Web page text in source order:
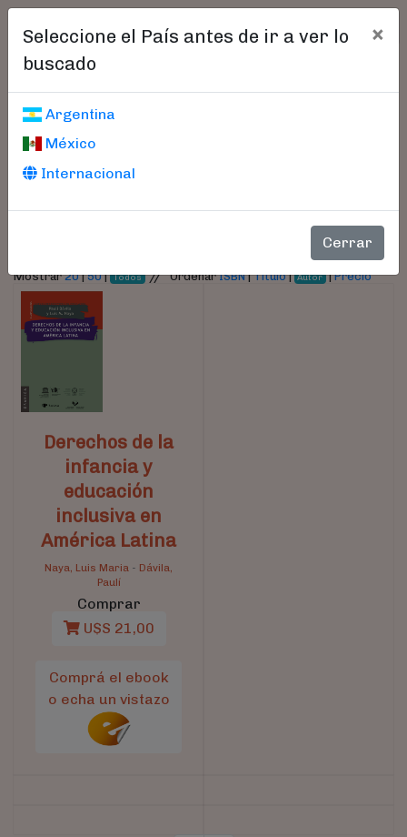
Seleccione el País antes de ir a ver lo
buscado
×
Argentina
México
Internacional
Cerrar
Libros encontrados
Parámetros
Mostrar20|50| Todos //OrdenarISBN|Título| Autor |Precio
Derechos de la
infancia y
educación
inclusiva en
América Latina
Naya, Luis Maria - Dávila,
Paulí
Comprar
U$S 21,00
Comprá el ebook
o echa un vistazo